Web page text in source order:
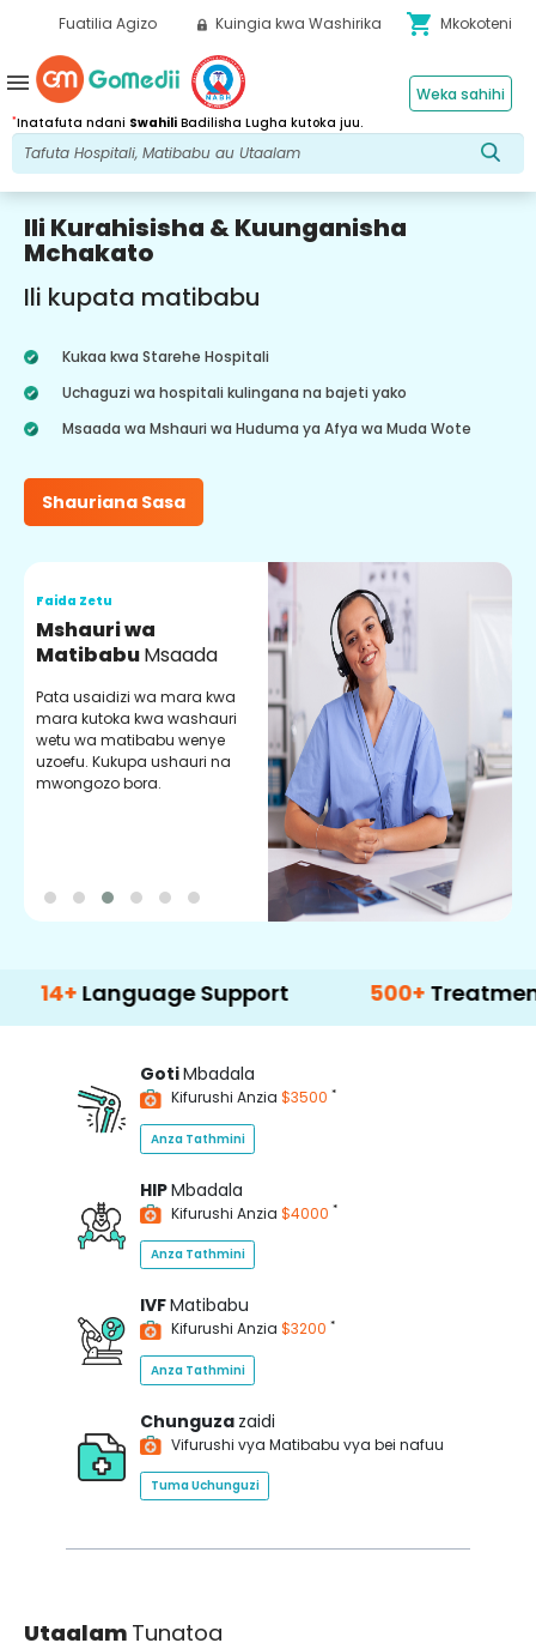
Fuatilia Agizo Kuingia kwa Washirika shopping_cart Mkokoteni
*Inatafuta ndani Swahili Badilisha Lugha kutoka juu.
Weka sahihi
menu
Ili Kurahisisha & Kuunganisha
Mchakato
Ili kupata matibabu
Kukaa kwa Starehe Hospitali
Uchaguzi wa hospitali kulingana na bajeti yako
Msaada wa Mshauri wa Huduma ya Afya wa Muda Wote
Shauriana Sasa
Faida Zetu
Mshauri wa
MatibabuMsaada
Pata usaidizi wa mara kwa
mara kutoka kwa washauri
wetu wa matibabu wenye
uzoefu. Kukupa ushauri na
mwongozo bora.
Language Support 500+ Treatment
GotiMbadala
Kifurushi Anzia $3500 *
Anza Tathmini
HIPMbadala
Kifurushi Anzia $4000 *
Anza Tathmini
IVFMatibabu
Kifurushi Anzia $3200 *
Anza Tathmini
Chunguza zaidi
Vifurushi vya Matibabu vya bei nafuu
Tuma Uchunguzi
Utaalam Tunatoa